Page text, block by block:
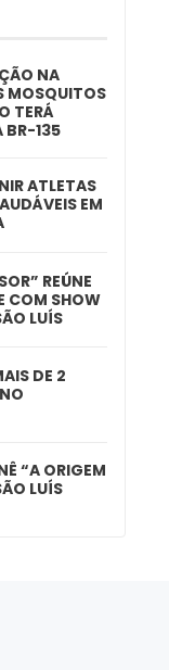
NA
MOSQUITOS
TERÁ
BR-135
ATLETAS
EM
REÚNE
COM SHOW
LUÍS
DE 2
“A ORIGEM
LUÍS